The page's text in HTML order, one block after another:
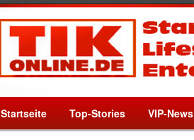
Startseite Top-Stories VIP-News